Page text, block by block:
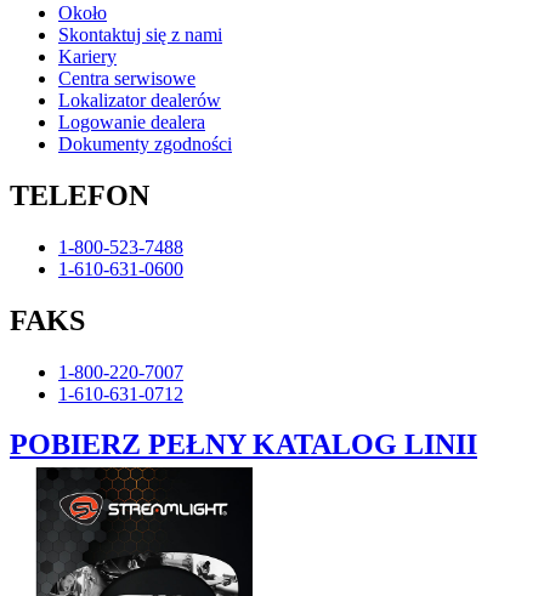
Około
Skontaktuj się z nami
Kariery
Centra serwisowe
Lokalizator dealerów
Logowanie dealera
Dokumenty zgodności
TELEFON
1-800-523-7488
1-610-631-0600
FAKS
1-800-220-7007
1-610-631-0712
POBIERZ PEŁNY KATALOG LINII